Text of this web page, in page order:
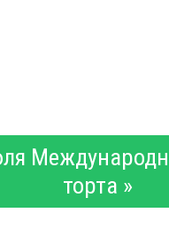
торта »